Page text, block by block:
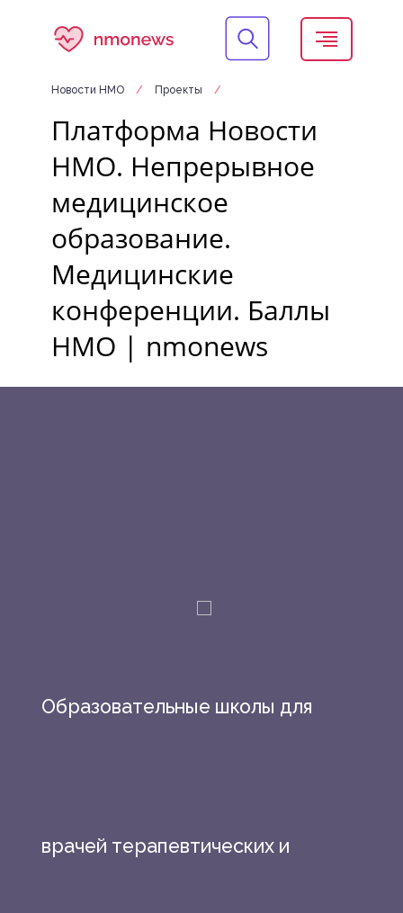
Новости НМО / Проекты /
Платформа Новости
НМО. Непрерывное
медицинское
образование.
Медицинские
конференции. Баллы
НМО | nmonews
Образовательные школы для
врачей терапевтических и